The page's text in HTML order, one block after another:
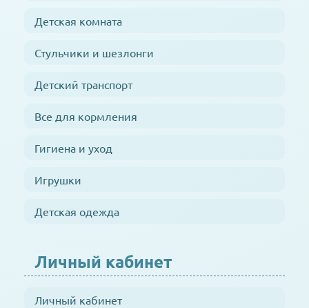
Детская комната
Стульчики и шезлонги
Детский транспорт
Все для кормления
Гигиена и уход
Игрушки
Детская одежда
Личный кабинет
Личный кабинет